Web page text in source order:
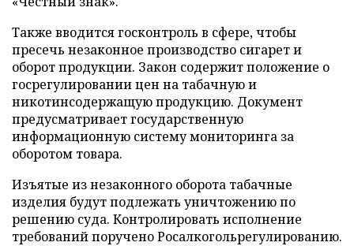
Также вводится госконтроль в сфере, чтобы
пресечь незаконное производство сигарет и
оборот продукции. Закон содержит положение о
госрегулировании цен на табачную и
никотинсодержащую продукцию. Документ
предусматривает государственную
информационную систему мониторинга за
оборотом товара.
Изъятые из незаконного оборота табачные
изделия будут подлежать уничтожению по
решению суда. Контролировать исполнение
требований поручено Росалкогольрегулированию.